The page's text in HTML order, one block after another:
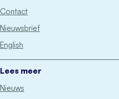
Contact
Nieuwsbrief
English
Lees meer
Nieuws